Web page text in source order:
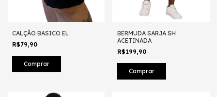
CALÇÃO BASICO EL
R$79,90
Comprar
BERMUDA SARJA SH
ACETINADA
R$199,90
Comprar